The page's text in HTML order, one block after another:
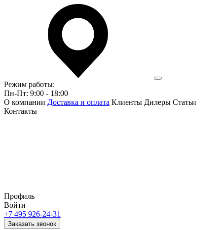
Режим работы:
Пн-Пт: 9:00 - 18:00
О компании Доставка и оплата Клиенты Дилеры Статьи
Контакты
Профиль
Войти
+7 495 926-24-31
Заказать звонок